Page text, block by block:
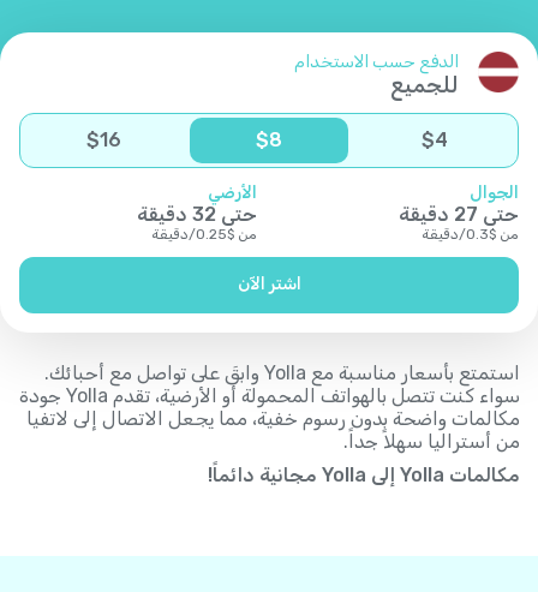
الدفع حسب الاستخدام
للجميع
$4
$8
$16
الجوال
حتى 27 دقيقة
من $
0.3
/دقيقة
الأرضي
حتى 32 دقيقة
من $
0.25
/دقيقة
اشتر الآن
استمتع بأسعار مناسبة مع Yolla وابقَ على تواصل مع أحبائك.
سواء كنت تتصل بالهواتف المحمولة أو الأرضية، تقدم Yolla جودة
مكالمات واضحة بدون رسوم خفية، مما يجعل الاتصال إلى لاتفيا
من أستراليا سهلاً جداً.
مكالمات Yolla إلى Yolla مجانية دائماً!